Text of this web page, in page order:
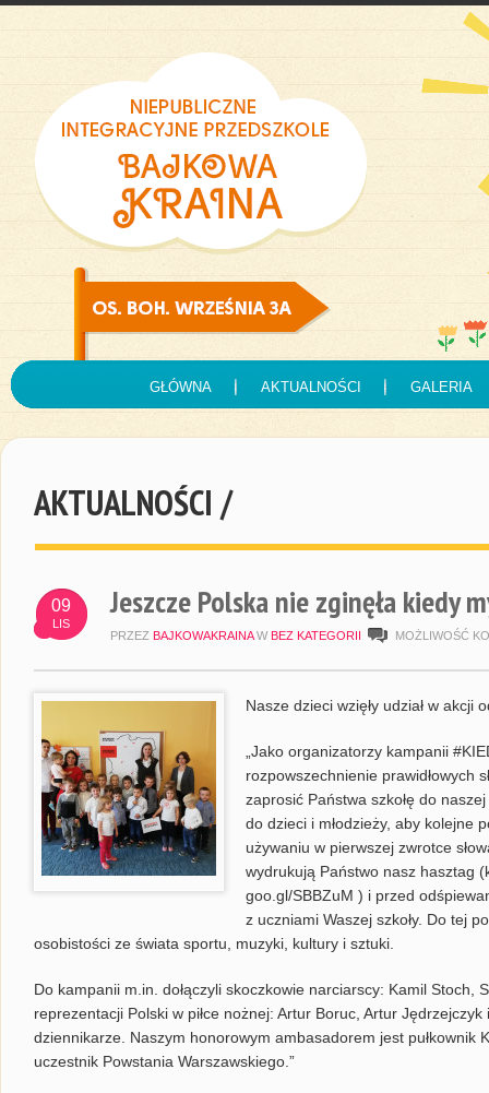
GŁÓWNA AKTUALNOŚCI GALERIA
AKTUALNOŚCI /
09
LIS
Jeszcze Polska nie zginęła kiedy
PRZEZ BAJKOWAKRAINA W BEZ KATEGORII MOŻLIWOŚĆ
Nasze dzieci wzięły udział w
„Jako organizatorzy kampanii
rozpowszechnienie prawidłowych
zaprosić Państwa szkołę do
do dzieci i młodzieży, aby kolejne
używaniu w pierwszej zwrotce
wydrukują Państwo nasz hasztag
goo.gl/SBBZuM ) i przed
z uczniami Waszej szkoły. Do tej
osobistości ze świata sportu, muzyki, kultury i sztuki.
Do kampanii m.in. dołączyli skoczkowie narciarscy: Kamil Stoch,
reprezentacji Polski w piłce nożnej: Artur Boruc, Artur
dziennikarze. Naszym honorowym ambasadorem jest pułkownik
uczestnik Powstania Warszawskiego.”